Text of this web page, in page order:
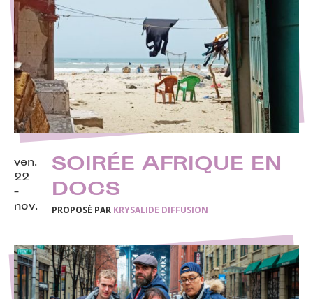
ven.
22
-
nov.
SOIRÉE AFRIQUE EN
DOCS
PROPOSÉ PAR KRYSALIDE DIFFUSION